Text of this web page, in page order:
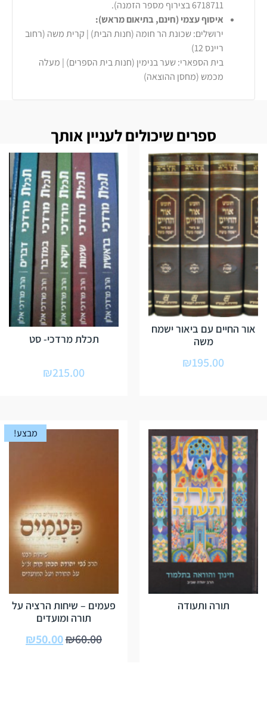
6718711 בצירוף מספר הזמנה).
איסוף עצמי (חינם, בתיאום מראש):
ירושלים: שכונת הר חומה (חנות הבית) | קרית משה (רחוב
ריינס 12)
בית הספארי: שער בנימין (חנות בית הספרים) | מעלה
מכמש (מחסן ההוצאה)
ספרים שיכולים לעניין אותך
אור החיים עם ביאור ישמח
משה
₪195.00
תכלת מרדכי- סט
₪215.00
תורה ותעודה
מבצע!
פעמים – שיחות הרציה על
תורה ומועדים
₪60.00
₪50.00